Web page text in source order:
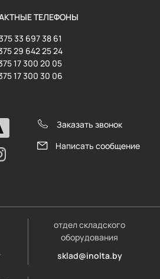
ТЕЛЕФОНЫ
33 697 38 61
29 642 25 24
17 300 20 05
17 300 30 06
Заказать звонок
Написать сообщение
отдел складского
оборудования
sklad@inolta.by